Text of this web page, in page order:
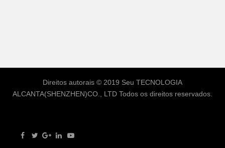
Direitos autorais © 2019 Seu TECNOLOGIA
ALCANTA(SHENZHEN)CO., LTDTodos os direitos reservados.